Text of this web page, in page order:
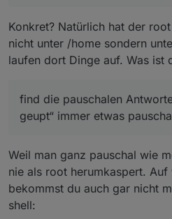
Konkret? Natürlich hat der
nicht unter /home sondern
laufen dort Dinge auf. Was ist
find die pauschalen
geupt“ immer etwas
Weil man ganz pauschal wie
nie als root herumkaspert.
bekommst du auch gar nicht
shell: